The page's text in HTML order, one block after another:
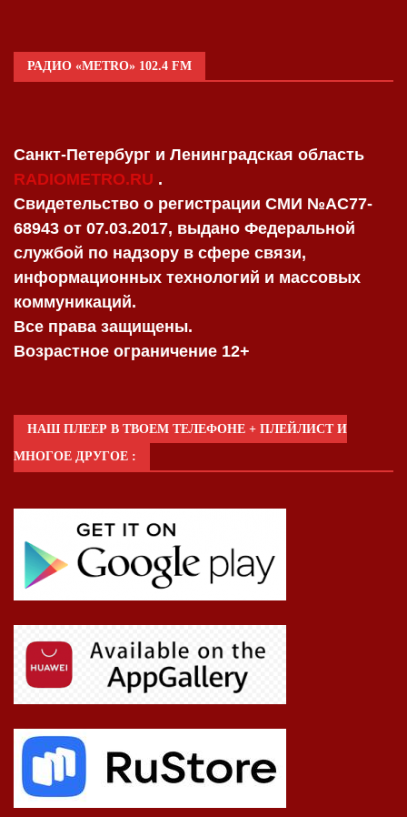
РАДИО «METRO» 102.4 FM
Санкт-Петербург и Ленинградская область
RADIOMETRO.RU .
Свидетельство о регистрации СМИ №AC77-
68943 от 07.03.2017, выдано Федеральной
службой по надзору в сфере связи,
информационных технологий и массовых
коммуникаций.
Все права защищены.
Возрастное ограничение 12+
НАШ ПЛЕЕР В ТВОЕМ ТЕЛЕФОНЕ + ПЛЕЙЛИСТ И
МНОГОЕ ДРУГОЕ :